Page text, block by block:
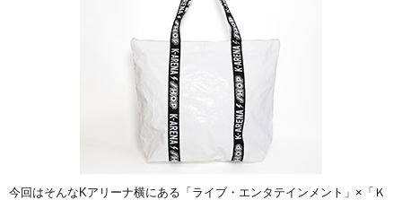
今回はそんなKアリーナ横にある「ライブ・エンタテインメント」×「Ｋ